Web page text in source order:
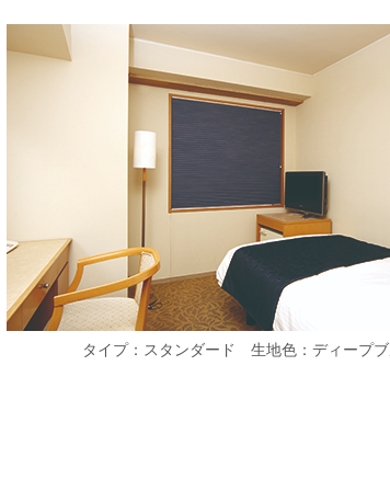
タイプ：スタンダード 生地色：ディープ